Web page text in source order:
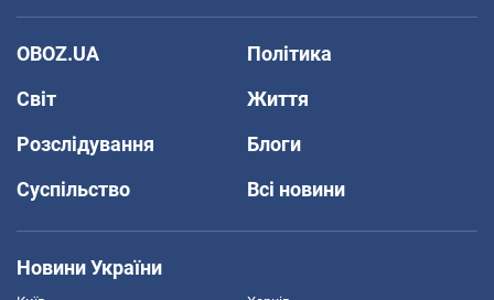
OBOZ.UA
Політика
Світ
Життя
Розслідування
Блоги
Суспільство
Всі новини
Новини України